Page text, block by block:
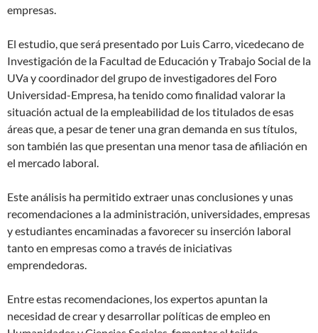
empresas.
El estudio, que será presentado por Luis Carro, vicedecano de
Investigación de la Facultad de Educación y Trabajo Social de la
UVa y coordinador del grupo de investigadores del Foro
Universidad-Empresa, ha tenido como finalidad valorar la
situación actual de la empleabilidad de los titulados de esas
áreas que, a pesar de tener una gran demanda en sus títulos,
son también las que presentan una menor tasa de afiliación en
el mercado laboral.
Este análisis ha permitido extraer unas conclusiones y unas
recomendaciones a la administración, universidades, empresas
y estudiantes encaminadas a favorecer su inserción laboral
tanto en empresas como a través de iniciativas
emprendedoras.
Entre estas recomendaciones, los expertos apuntan la
necesidad de crear y desarrollar políticas de empleo en